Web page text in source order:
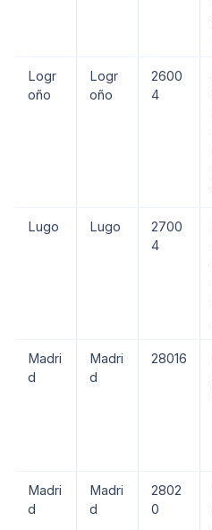
Logr
oño
Logr
oño
2600
4
Lugo Lugo
2700
4
Madri
d
Madri
d
28016
Madri
d
Madri
d
2802
0